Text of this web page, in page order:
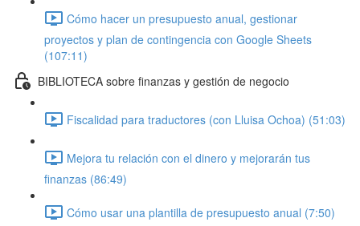
Cómo hacer un presupuesto anual, gestionar
proyectos y plan de contingencia con Google Sheets
(107:11)
BIBLIOTECA sobre finanzas y gestión de negocio
Fiscalidad para traductores (con Lluisa Ochoa) (51:03)
Mejora tu relación con el dinero y mejorarán tus
finanzas (86:49)
Cómo usar una plantilla de presupuesto anual (7:50)